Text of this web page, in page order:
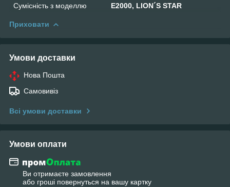
Сумісність з моделлю
E2000, LION´S STAR
Приховати
Умови доставки
Нова Пошта
Самовивіз
Всі умови доставки
Умови оплати
Ви отримаєте замовлення
або гроші повернуться на вашу картку